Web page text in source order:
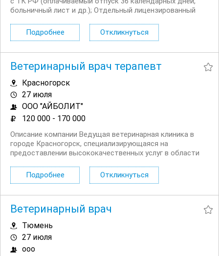
больничный лист и др.); Отдельный лицензированный
оборудованием; Корпоративное обучение новинкам
оптического рынка, регулярное посещение тренингов и...
Подробнее Откликнуться
Ветеринарный врач терапевт
Красногорск
27 июля
ООО "АЙБОЛИТ"
120 000 - 170 000
Описание компании Ведущая ветеринарная клиника в
городе Красногорск, специализирующаяся на
предоставлении высококачественных услуг в области
квалифицированного ветеринарного врача терапевта.
Наша команда состоит из опытных специалистов,
Подробнее Откликнуться
Ветеринарный врач
Тюмень
27 июля
ооо